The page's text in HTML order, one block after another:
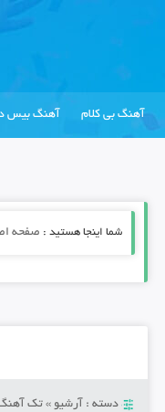
آهنگ بی کلام آهنگ بیس
شما اینجا هستید : صفحه
دسته : آرشیو » تک